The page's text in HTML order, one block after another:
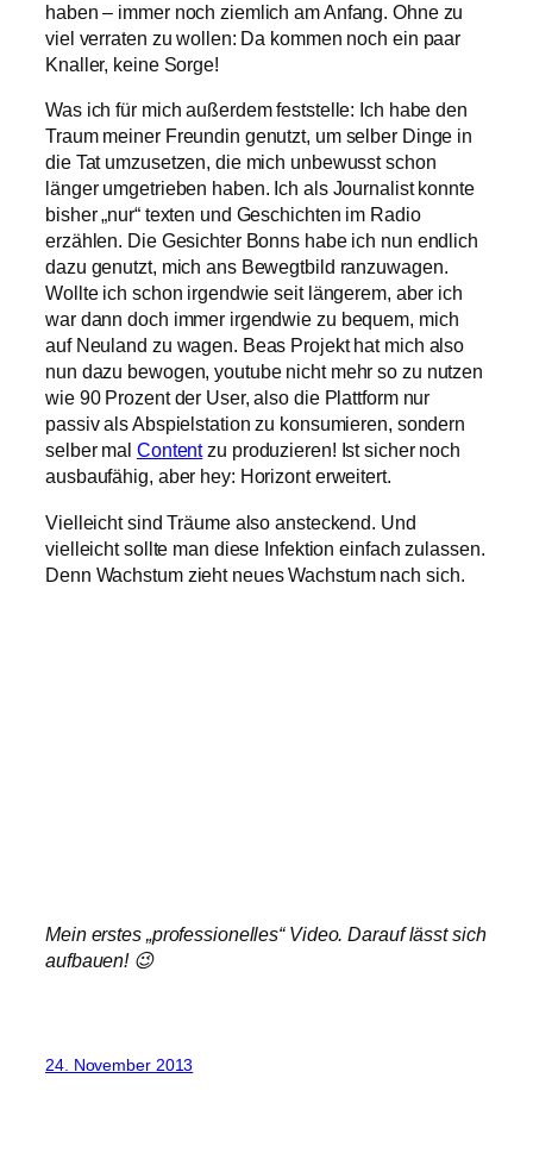
haben – immer noch ziemlich am Anfang. Ohne zu
viel verraten zu wollen: Da kommen noch ein paar
Knaller, keine Sorge!
Was ich für mich außerdem feststelle: Ich habe den
Traum meiner Freundin genutzt, um selber Dinge in
die Tat umzusetzen, die mich unbewusst schon
länger umgetrieben haben. Ich als Journalist konnte
bisher „nur“ texten und Geschichten im Radio
erzählen. Die Gesichter Bonns habe ich nun endlich
dazu genutzt, mich ans Bewegtbild ranzuwagen.
Wollte ich schon irgendwie seit längerem, aber ich
war dann doch immer irgendwie zu bequem, mich
auf Neuland zu wagen. Beas Projekt hat mich also
nun dazu bewogen, youtube nicht mehr so zu nutzen
wie 90 Prozent der User, also die Plattform nur
passiv als Abspielstation zu konsumieren, sondern
selber mal Contentzu produzieren! Ist sicher noch
ausbaufähig, aber hey: Horizont erweitert.
Vielleicht sind Träume also ansteckend. Und
vielleicht sollte man diese Infektion einfach zulassen.
Denn Wachstum zieht neues Wachstum nach sich.
Mein erstes „professionelles“ Video. Darauf lässt sich
aufbauen! 😉
24. November 2013